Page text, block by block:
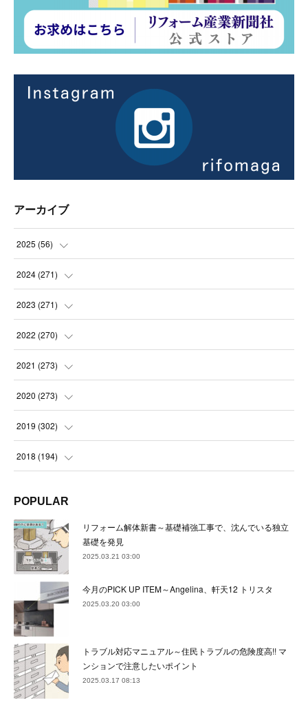
アーカイブ
2025 (56)
(14
(21
(21
2024 (271)
(21
(22
(23
(22
(24)
22)
(22)
(22)
(25
2023 (271)
(22
(23
(23
(21
(23 )
(24
(21
(24)
(21
( 23)
2022 (270)
(23
(23
(22
(23
(22 )
(23
(23
(22)
(24
( 21)
(20)
2021 (273)
(24
(23
(22
(23)
(23
(22)
(23
( 24)
(21)
2020 (273)
(24
(22
(22)
(24
(24)
(23
( 21)
(22)
2019 (302)
(23
(22)
(21)
(27)
(22
33)
(28)
2018 (194)
(17)
(32)
(36)
(30
34)
(8 )
POPULAR
リフォーム解体新書～基礎補強工事で、沈んでいる独立
基礎を発見
2025.03.21 03:00
今月のPICK UP ITEM～Angelina、軒天12 トリスタ
2025.03.20 03:00
トラブル対応マニュアル～住民トラブルの危険度高!! マ
ンションで注意したいポイント
2025.03.17 08:13